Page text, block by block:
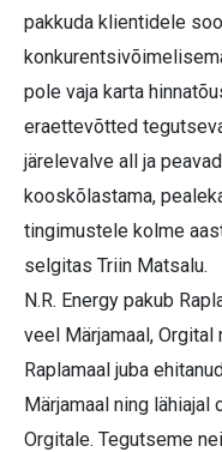
pakkuda klientidele
pole vaja karta
eraettevõtted
järelevalve all ja
kooskõlastama,
tingimustele kolme
selgitas Triin Matsalu.
N.R. Energy pakub
veel Märjamaal, Orgital
Raplamaal juba
Märjamaal ning lähiajal
Orgi­tale. Tegutseme